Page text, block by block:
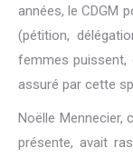
années, le CDGM
(pétition,
femmes puissent,
assuré par cette
Noëlle Mennecier,
présente, avait